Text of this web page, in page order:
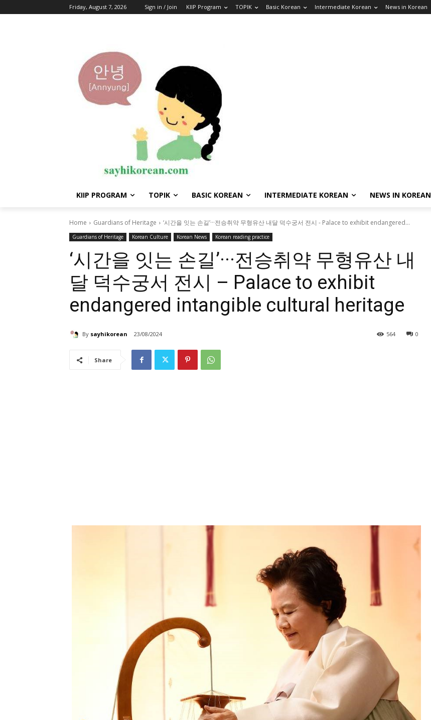
Friday, August 7, 2026 Sign in / Join KIIP Program TOPIK Basic Korean Intermediate Korean News in Korean
KIIP PROGRAM TOPIK BASIC KOREAN INTERMEDIATE KOREAN NEWS IN KOREAN
Home Guardians of Heritage ‘시간을 잇는 손길’···전승취약 무형유산 내달 덕수궁서 전시 - Palace to exhibit endangered...
Guardians of Heritage Korean Culture Korean News Korean reading practice
‘시간을 잇는 손길’···전승취약 무형유산 내
달 덕수궁서 전시 – Palace to exhibit
endangered intangible cultural heritage
By sayhikorean 23/08/2024 0
564
Share